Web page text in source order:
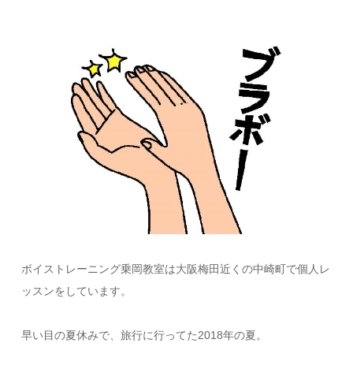
ボイストレーニング乗岡教室は大阪梅田近くの中崎町で個人レ
ッスンをしています。
早い目の夏休みで、旅行に行ってた2018年の夏。